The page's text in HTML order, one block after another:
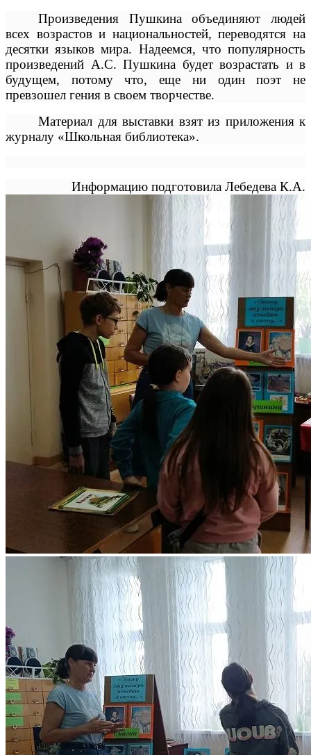
Произведения Пушкина объединяют людей
всех возрастов и национальностей, переводятся на
десятки языков мира. Надеемся, что популярность
произведений А.С. Пушкина будет возрастать и в
будущем, потому что, еще ни один поэт не
превзошел гения в своем творчестве.
Материал для выставки взят из приложения к
журналу «Школьная библиотека».
Информацию подготовила Лебедева К.А.